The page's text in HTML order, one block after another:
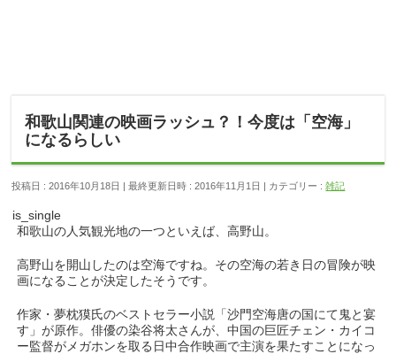
和歌山関連の映画ラッシュ？！今度は「空海」
になるらしい
投稿日 : 2016年10月18日 最終更新日時 : 2016年11月1日 カテゴリー :雑記
is_single
和歌山の人気観光地の一つといえば、高野山。
高野山を開山したのは空海ですね。その空海の若き日の冒険が映
画になることが決定したそうです。
作家・夢枕獏氏のベストセラー小説「沙門空海唐の国にて鬼と宴
す」が原作。俳優の染谷将太さんが、中国の巨匠チェン・カイコ
ー監督がメガホンを取る日中合作映画で主演を果たすことになっ